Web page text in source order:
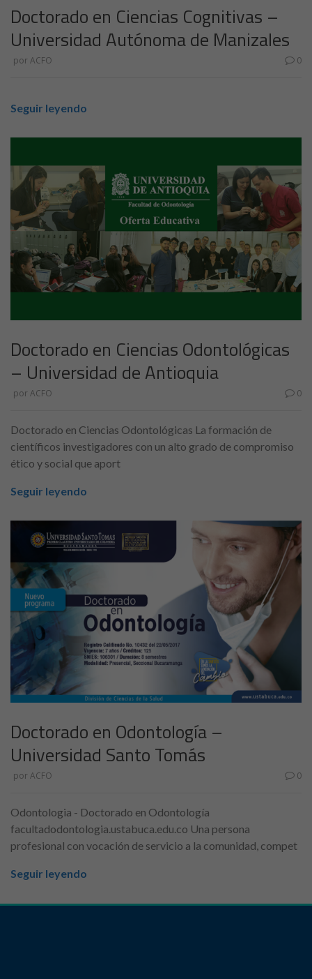
Doctorado en Ciencias Cognitivas –
Universidad Autónoma de Manizales
por ACFO 0
Seguir leyendo
Doctorado en Ciencias Odontológicas
– Universidad de Antioquia
por ACFO 0
Doctorado en Ciencias Odontológicas La formación de
científicos investigadores con un alto grado de compromiso
ético y social que aport
Seguir leyendo
Doctorado en Odontología –
Universidad Santo Tomás
por ACFO 0
Odontologia - Doctorado en Odontología
facultadodontologia.ustabuca.edu.co Una persona
profesional con vocación de servicio a la comunidad, compet
Seguir leyendo